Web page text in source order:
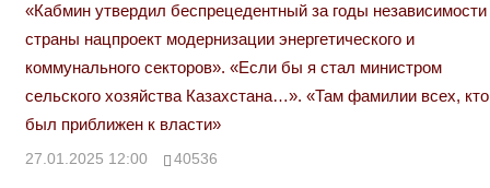
«Кабмин утвердил беспрецедентный за годы независимости
страны нацпроект модернизации энергетического и
коммунального секторов». «Если бы я стал министром
сельского хозяйства Казахстана…». «Там фамилии всех, кто
был приближен к власти»
27.01.2025 12:00 40536